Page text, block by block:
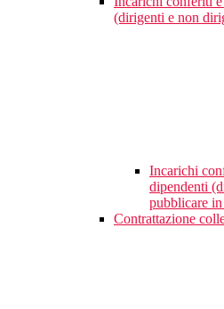
(dirigenti e non
Incarichi
dipendenti
pubblicare
Contrattazione